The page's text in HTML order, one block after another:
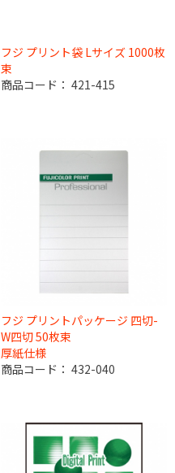
フジ プリント袋 Lサイズ 1000枚
束
商品コード： 421-415
フジ プリントパッケージ 四切-
W四切 50枚束
厚紙仕様
商品コード： 432-040